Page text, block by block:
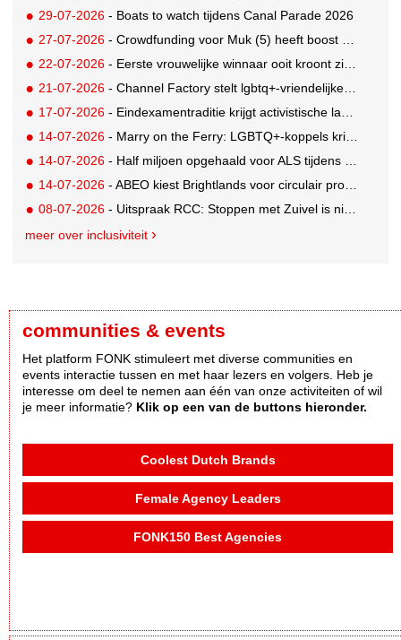
29-07-2026 - Boats to watch tijdens Canal Parade 2026
27-07-2026 - Crowdfunding voor Muk (5) heeft boost gekregen door BN'ers
22-07-2026 - Eerste vrouwelijke winnaar ooit kroont zich tot beste grunter van Nederland
21-07-2026 - Channel Factory stelt lgbtq+-vriendelijke inclusion list beschikbaar
17-07-2026 - Eindexamentraditie krijgt activistische lading tegen menstruatiearmoede
14-07-2026 - Marry on the Ferry: LGBTQ+-koppels krijgen de kans om hun huwelijksgeloften te hernieuwen op een wel heel bijzondere locatie
14-07-2026 - Half miljoen opgehaald voor ALS tijdens eerste Rotterdamse TriALSon
14-07-2026 - ABEO kiest Brightlands voor circulair productontwerp in de sportsector
08-07-2026 - Uitspraak RCC: Stoppen met Zuivel is niet misleidend
meer over inclusiviteit
communities & events
Het platform FONK stimuleert met diverse communities en
events interactie tussen en met haar lezers en volgers. Heb je
interesse om deel te nemen aan één van onze activiteiten of wil
je meer informatie? Klik op een van de buttons hieronder.
Coolest Dutch Brands
Female Agency Leaders
FONK150 Best Agencies